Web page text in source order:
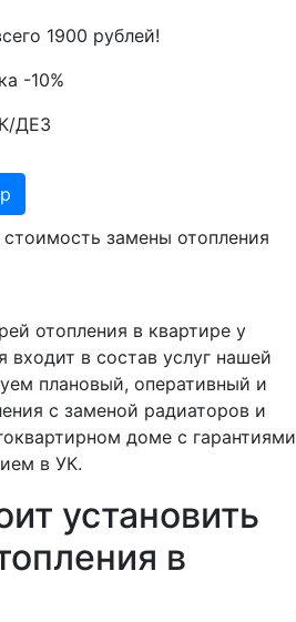
1900 рублей!
-10%
ДЕЗ
замены отопления
отопления в квартире у
входит в состав услуг нашей
плановый, оперативный и
с заменой радиаторов и
доме с гарантиями
в УК.
установить
в